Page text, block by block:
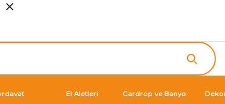
El Aletleri Gardrop ve Banyo